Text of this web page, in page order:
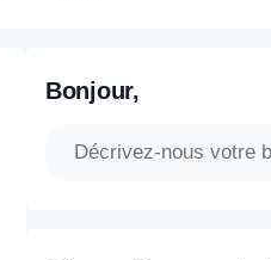
Bonjour,